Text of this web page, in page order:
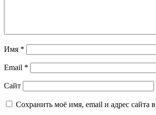
Имя *
Email *
Сайт
Сохранить моё имя, email и адрес сайта